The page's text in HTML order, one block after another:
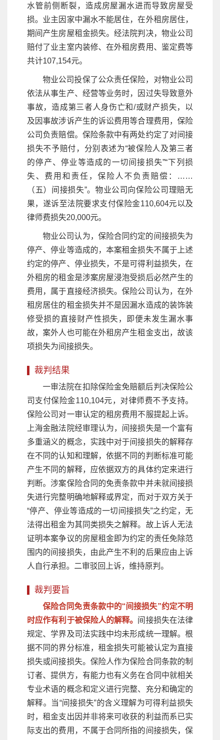
水管前侧断裂，造成房屋漏水进而导致房屋受
损。业主因家中漏水不能居住，在外租房居住，
期间产生房屋租金损失。经法院判决，物业公司
赔付了业主室内装修、在外租房费用、鉴定费等
共计107,154元。
物业公司投保了公众责任保险，对物业公司
依法从事生产、经营等业务时，因过失导致意外
事故，造成第三者人身伤亡和/或财产损失，以
及因事故涉诉产生的诉讼费用等合理费用，保险
公司负责赔偿。保险条款中有两处约定了对间接
损失不予赔付，分别表述为“被保险人及第三者
的停产、停业等造成的一切间接损失”“下列损
失、费用和责任，保险人不负责赔偿：……
（五）间接损失”。物业公司向保险公司理赔无
果，遂诉至法院要求支付保险金110,604元以及
律师费损失20,000元。
物业公司认为，保险合同约定的间接损失为
停产、停业等造成的，本案租金损失不属于上述
约定的停产、停业损失，不是可得利益损失，在
外租房的租金是涉案房屋浸泡受损后必然产生的
费用，属于直接经济损失。保险公司认为，在外
租房居住的租金损失并不是因漏水造成的装饰装
修受损的直接财产性损失，即便未发生漏水事
故，案外人也可能在外租房产生租金支出，故该
项损失为间接损失。
裁判结果
一审法院在扣除保险金免赔额后判决保险公
司支付保险金110,104元，对律师费不予支持。
保险公司对一审认定的租房费用不服提起上诉。
上海金融法院经审理认为，间接损失是一个富有
多重涵义的概念，实践中对于间接损失的解释存
在不同的认知和理解，依据不同的判断标准可能
产生不同的解释，应依据双方的具体约定来进行
判断。涉案保险合同的免责条款中并未就间接损
失进行完整明确地解释或界定，而对于双方关于
“停产、停业等造成的一切间接损失”之约定，无
法得出租金为其同类损失之解释。故上诉人无法
证明本案争议的房屋租金即为约定的责任免除范
围内的间接损失，由此产生不利的后果应由上诉
人自行承担。二审驳回上诉，维持原判。
裁判要旨
保险合同免责条款中的“间接损失”约定不明
时应作有利于被保险人的解释。 间接损失在法律
规定、学界及司法实践中均未形成统一理解。根
据不同的界分标准，租金损失可能被认定为直接
损失或间接损失。保险人作为保险合同条款的制
订者、提供方，有能力也有义务在合同中就相关
专业术语的概念和定义进行完整、充分和确定的
解释。当“间接损失”的含义理解为可得利益损失
时，租金支出因并非将来可收获的利益而系已实
际支出的费用，不属于合同所指的间接损失，保